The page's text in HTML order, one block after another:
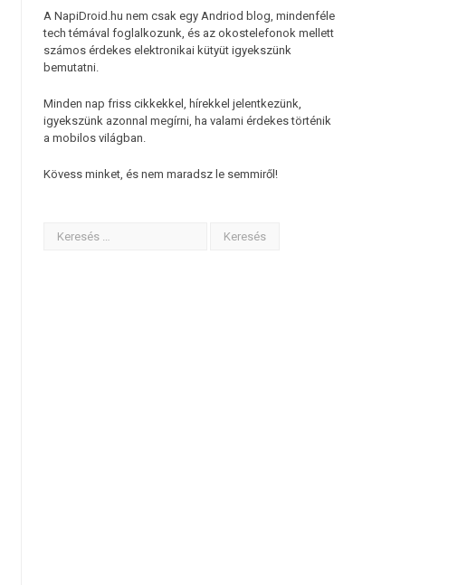
A NapiDroid.hu nem csak egy Andriod blog, mindenféle
tech témával foglalkozunk, és az okostelefonok mellett
számos érdekes elektronikai kütyüt igyekszünk
bemutatni.
Minden nap friss cikkekkel, hírekkel jelentkezünk,
igyekszünk azonnal megírni, ha valami érdekes történik
a mobilos világban.
Kövess minket, és nem maradsz le semmiről!